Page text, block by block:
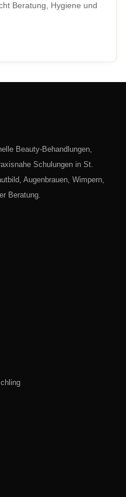
Beratung, Hygiene und
Beauty-Behandlungen,
Schulungen in St.
Augenbrauen, Wimpern,
Beratung.